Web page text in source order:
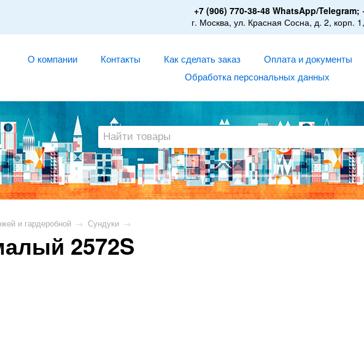
+7 (906) 770-38-48 WhatsApp/Telegram;
г. Москва, ул. Красная Сосна, д. 2, корп.
О компании Контакты Как сделать заказ Оплата и документы
Обработка персональных данных
и гардеробной → Сундуки →
2572S